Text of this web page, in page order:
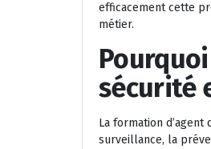
efficacement cette
métier.
sécurité
La formation
surveillance, la